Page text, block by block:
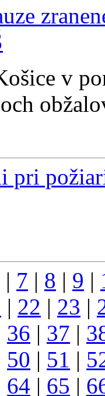
v
pri
| 7 | 8 | 9 |
| 22 | 23 |
36 | 37 |
50 | 51 |
64 | 65 |